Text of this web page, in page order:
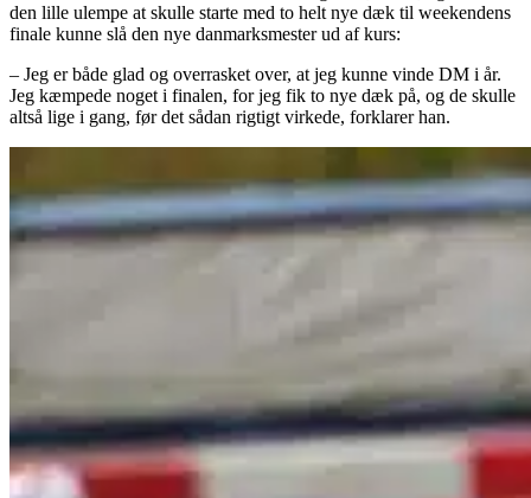
den lille ulempe at skulle starte med to helt nye dæk til weekendens
finale kunne slå den nye danmarksmester ud af kurs:
– Jeg er både glad og overrasket over, at jeg kunne vinde DM i år.
Jeg kæmpede noget i finalen, for jeg fik to nye dæk på, og de skulle
altså lige i gang, før det sådan rigtigt virkede, forklarer han.